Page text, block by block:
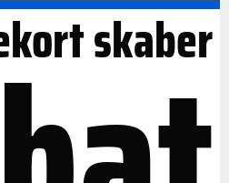
skaber